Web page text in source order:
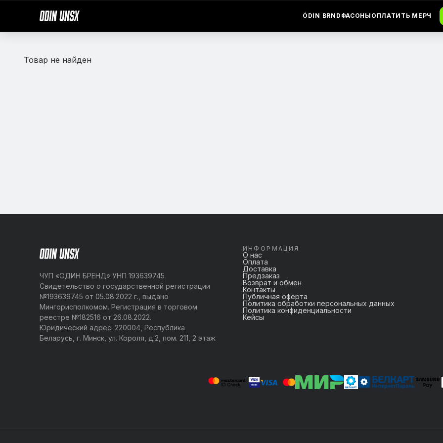
ÓDIN BRND ФАСОНЫ ОПЛАТИТЬ МЕРЧ
Товар не найден
ЧУП «ОДИН БРЕНД» УНП 193639745
Свидетельство о государственной регистрации
№193639745 от 05.08.2022 г., выдано
Мингорисполкомом. Регистрация в торговом
реестре №182516 от 26.08.2022.
Юридический адрес: 220004, Республика
Беларусь, г. Минск, ул. Короля, д.2, пом. 211, 2 этаж
ИНФОРМАЦИЯ
О нас
Оплата
Доставка
Предзаказ
Возврат и обмен
Контакты
Публичная оферта
Политика обработки персональных данных
Политика конфиденциальности
Кейсы